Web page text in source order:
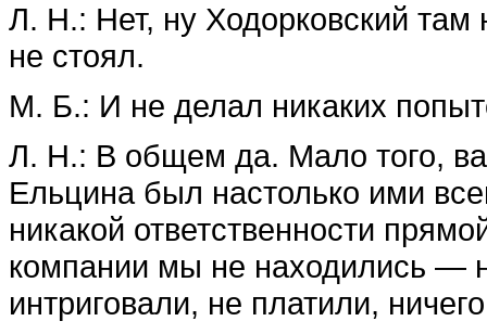
Л. Н.: Нет, ну Ходорковский там
не стоял.
М. Б.: И не делал никаких
Л. Н.: В общем да. Мало того,
Ельцина был настолько ими
никакой ответственности
компании мы не находились —
интриговали, не платили,